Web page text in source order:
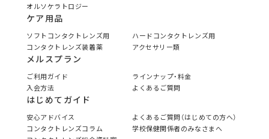
オルソケラトロジー
ケア用品
ソフトコンタクトレンズ用
ハードコンタクトレンズ用
コンタクトレンズ装着薬
アクセサリー類
メルスプラン
ご利用ガイド
ラインナップ・料金
入会方法
よくあるご質問
はじめてガイド
安心アドバイス
よくあるご質問（はじめての方へ）
コンタクトレンズコラム
学校保健関係者のみなさまへ